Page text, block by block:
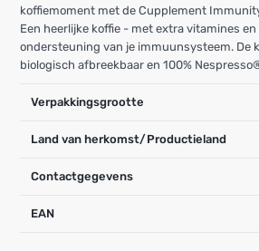
koffiemoment met de Cupplement
Een heerlijke koffie - met extra vitamines
ondersteuning van je immuunsysteem. De
biologisch afbreekbaar en 100%
Verpakkingsgrootte
Land van herkomst/Productieland
Contactgegevens
EAN